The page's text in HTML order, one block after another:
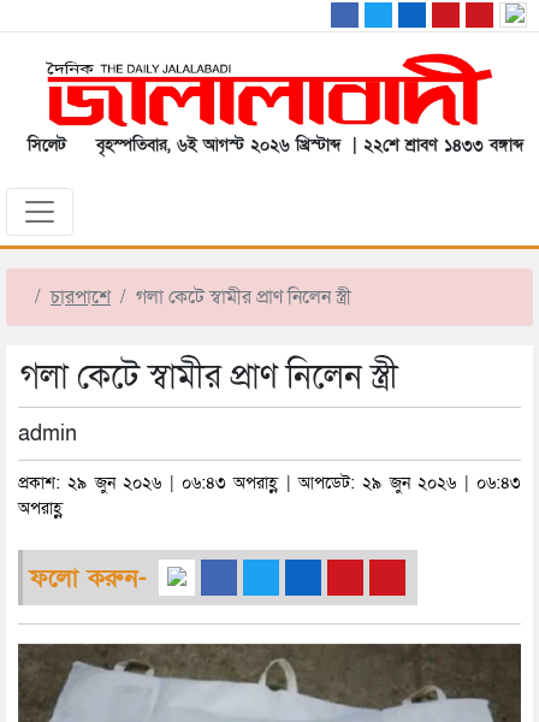
সিলেট বৃহস্পতিবার, ৬ই আগস্ট ২০২৬ খ্রিস্টাব্দ | ২২শে শ্রাবণ ১৪৩৩ বঙ্গাব্দ
চারপাশে গলা কেটে স্বামীর প্রাণ নিলেন স্ত্রী
গলা কেটে স্বামীর প্রাণ নিলেন স্ত্রী
admin
প্রকাশ: ২৯ জুন ২০২৬ | ০৬:৪৩ অপরাহ্ণ | আপডেট: ২৯ জুন ২০২৬ | ০৬:৪৩
অপরাহ্ণ
ফলো করুন-